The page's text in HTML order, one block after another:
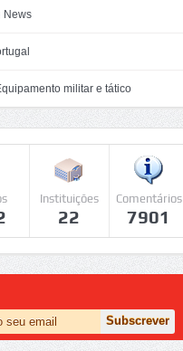
News
militar e tático
Instituições
22
Comentários
7901